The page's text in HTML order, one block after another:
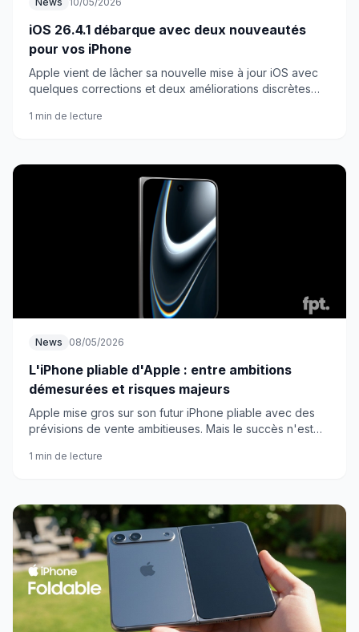
iOS 26.4.1 débarque avec deux nouveautés
pour vos iPhone
Apple vient de lâcher sa nouvelle mise à jour iOS avec
quelques corrections et deux améliorations discrètes
1 min de lecture
News 08/05/2026
L'iPhone pliable d'Apple : entre ambitions
démesurées et risques majeurs
Apple mise gros sur son futur iPhone pliable avec des
prévisions de vente ambitieuses. Mais le succès n'est
1 min de lecture